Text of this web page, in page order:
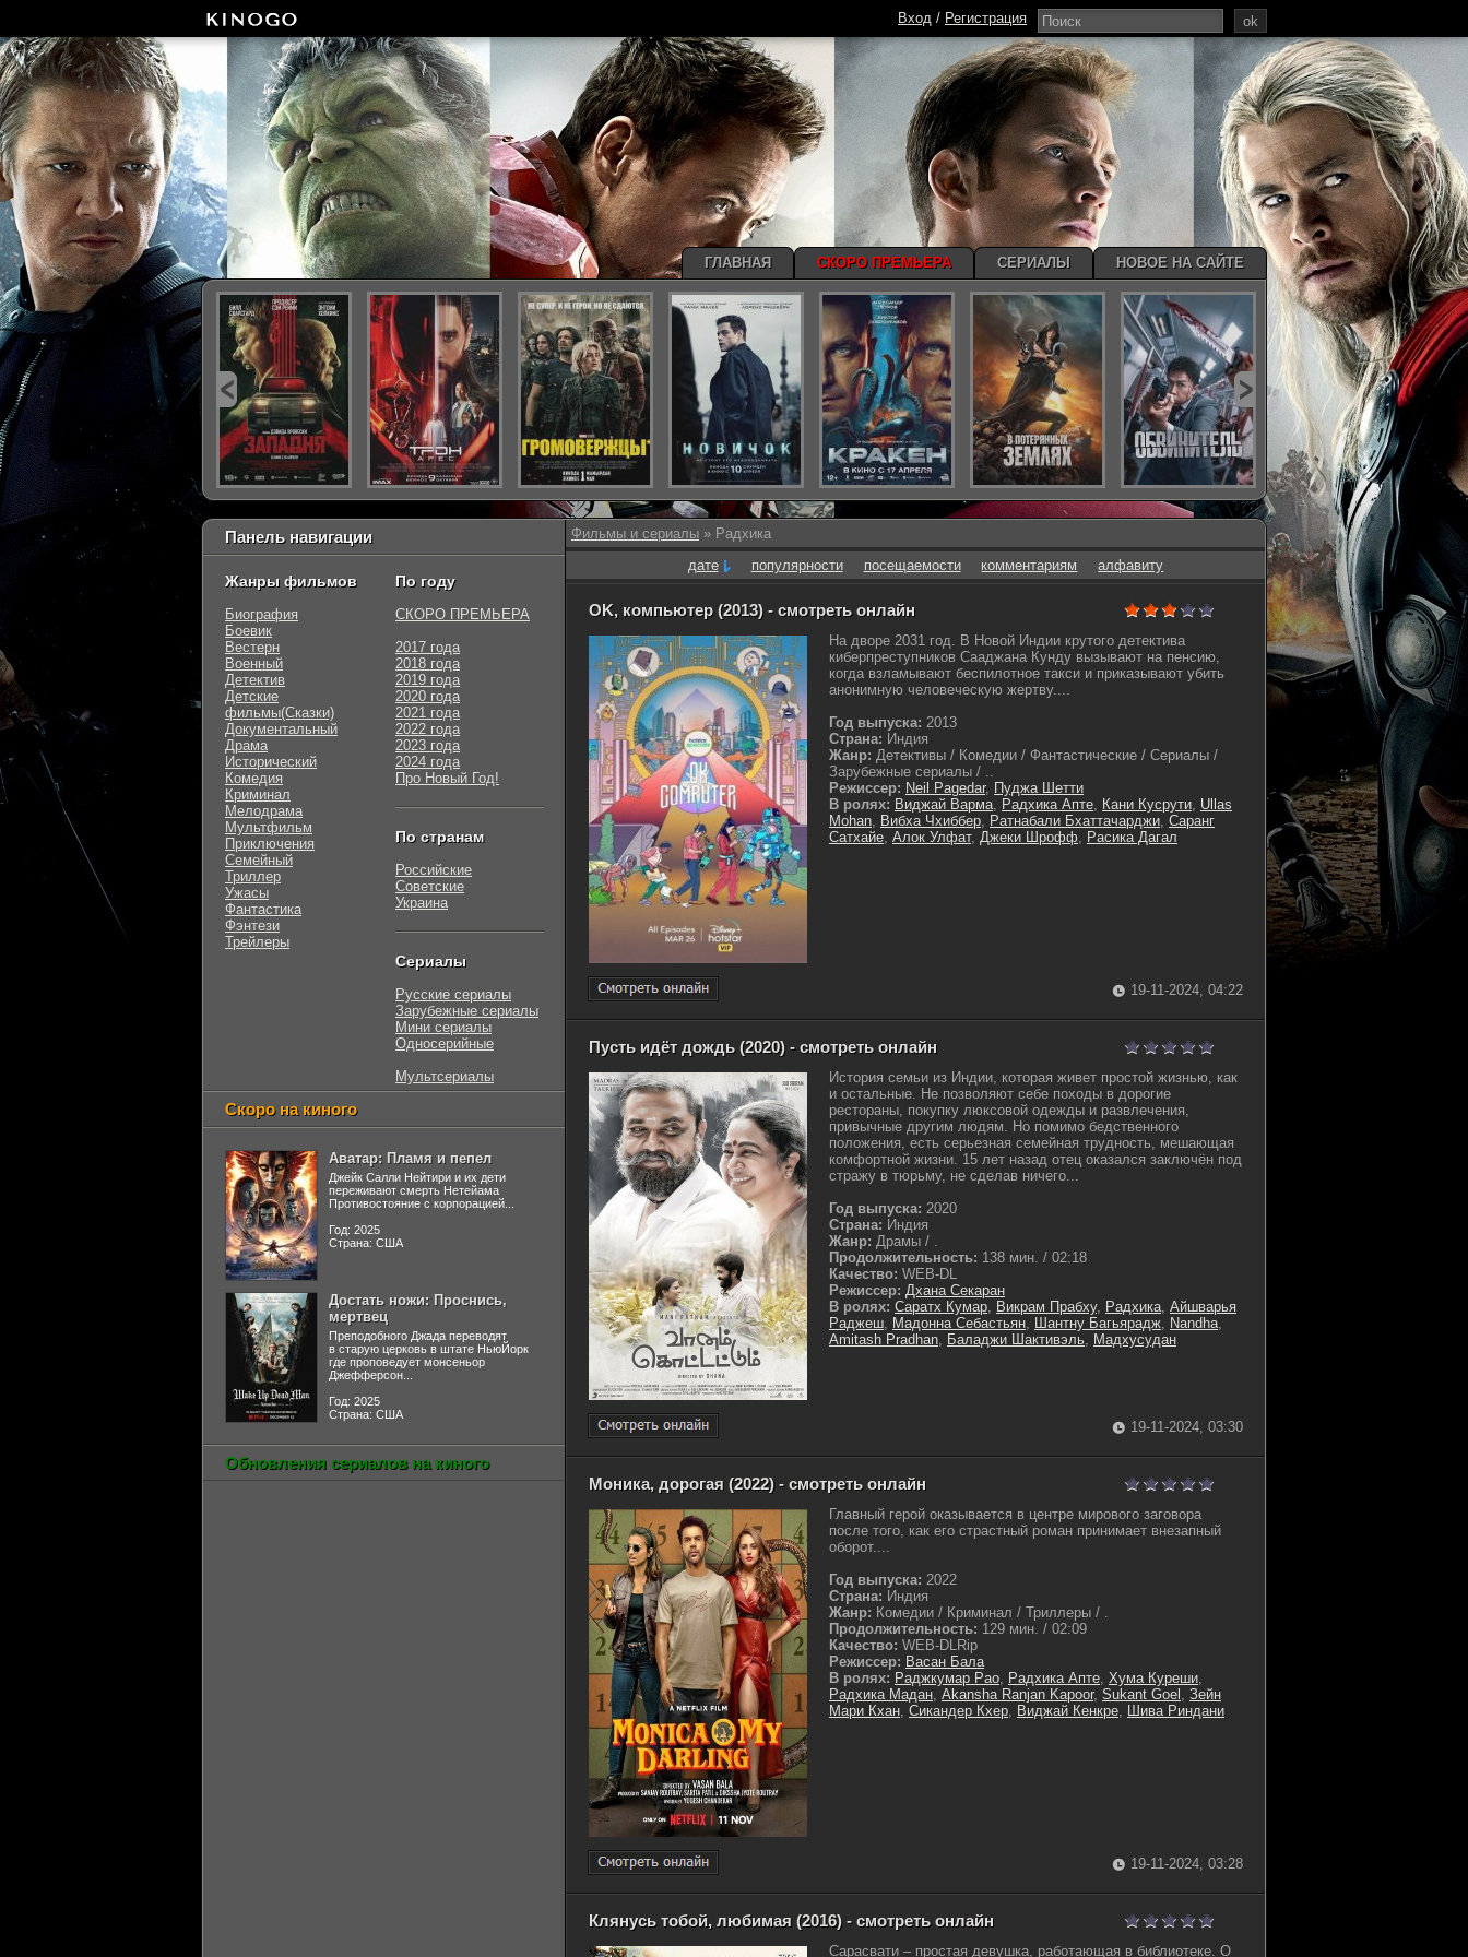
Фильмы и сериалы » Радхика
дате
популярности посещаемости комментариям алфавиту
OK, компьютер (2013) - смотреть онлайн
На дворе 2031 год. В Новой Индии крутого детектива
киберпреступников Сааджана Кунду вызывают на пенсию,
когда взламывают беспилотное такси и приказывают убить
анонимную человеческую жертву....
Год выпуска: 2013
Страна: Индия
Жанр: Детективы / Комедии / Фантастические / Сериалы /
Зарубежные сериалы / ..
Режиссер: Neil Pagedar, Пуджа Шетти
В ролях: Виджай Варма, Радхика Апте, Кани Кусрути, Ullas
Mohan, Вибха Чхиббер, Ратнабали Бхаттачарджи, Саранг
Сатхайе, Алок Улфат, Джеки Шрофф, Расика Дагал
19-11-2024, 04:22
Пусть идёт дождь (2020) - смотреть онлайн
История семьи из Индии, которая живет простой жизнью, как
и остальные. Не позволяют себе походы в дорогие
рестораны, покупку люксовой одежды и развлечения,
привычные другим людям. Но помимо бедственного
положения, есть серьезная семейная трудность, мешающая
комфортной жизни. 15 лет назад отец оказался заключён под
стражу в тюрьму, не сделав ничего...
Год выпуска: 2020
Страна: Индия
Жанр: Драмы / .
Продолжительность: 138 мин. / 02:18
Качество: WEB-DL
Режиссер: Дхана Секаран
В ролях: Саратх Кумар, Викрам Прабху, Радхика, Айшварья
Раджеш, Мадонна Себастьян, Шантну Багьярадж, Nandha,
Amitash Pradhan, Баладжи Шактивэль, Мадхусудан
19-11-2024, 03:30
Моника, дорогая (2022) - смотреть онлайн
Главный герой оказывается в центре мирового заговора
после того, как его страстный роман принимает внезапный
оборот....
Год выпуска: 2022
Страна: Индия
Жанр: Комедии / Криминал / Триллеры / .
Продолжительность: 129 мин. / 02:09
Качество: WEB-DLRip
Режиссер: Васан Бала
В ролях: Раджкумар Рао, Радхика Апте, Хума Куреши,
Радхика Мадан, Akansha Ranjan Kapoor, Sukant Goel , Зейн
Мари Кхан, Сикандер Кхер, Виджай Кенкре, Шива Риндани
19-11-2024, 03:28
Клянусь тобой, любимая (2016) - смотреть онлайн
Сарасвати – простая девушка, работающая в библиотеке. О
Панель навигации
Жанры фильмов
Биография
Боевик
Вестерн
Военный
Детектив
Детские
фильмы(Сказки)
Документальный
Драма
Исторический
Комедия
Криминал
Мелодрама
Мультфильм
Приключения
Семейный
Триллер
Ужасы
Фантастика
Фэнтези
Трейлеры
По году
СКОРО ПРЕМЬЕРА
2017 года
2018 года
2019 года
2020 года
2021 года
2022 года
2023 года
2024 года
Про Новый Год!
По странам
Российские
Советские
Украина
Сериалы
Русские сериалы
Зарубежные сериалы
Мини сериалы
Односерийные
Мультсериалы
Скоро на киного
Аватар: Пламя и пепел
Джейк Салли Нейтири и их дети
переживают смерть Нетейама
Противостояние с корпорацией...
Год: 2025
Страна: США
Достать ножи: Проснись,
мертвец
Преподобного Джада переводят
в старую церковь в штате НьюЙорк
где проповедует монсеньор
Джефферсон...
Год: 2025
Страна: США
Обновления сериалов на киного
ok
Вход / Регистрация
ГЛАВНАЯ СКОРО ПРЕМЬЕРА СЕРИАЛЫ НОВОЕ НА САЙТЕ